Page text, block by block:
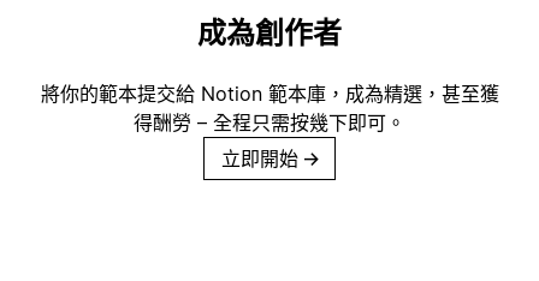
成為創作者
將你的範本提交給 Notion 範本庫，成為精選，甚至獲
得酬勞 – 全程只需按幾下即可。
立即開始 →